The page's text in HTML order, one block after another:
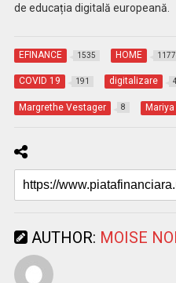
de educația digitală europeană.
EFINANCE 1535 HOME
COVID 19 191 digitalizare
Margrethe Vestager 8 Mariya
AUTHOR: MOISE